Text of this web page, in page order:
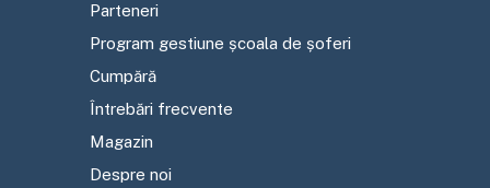
Parteneri
Program gestiune școala de șoferi
Cumpără
Întrebări frecvente
Magazin
Despre noi